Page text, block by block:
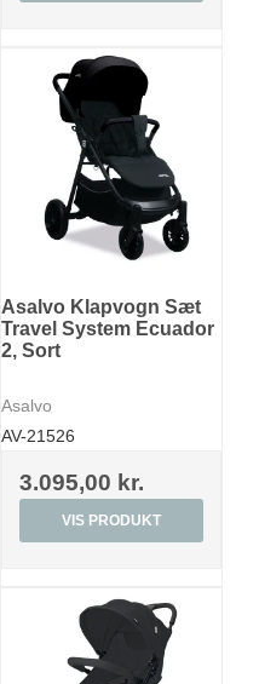
Asalvo Klapvogn Sæt
Travel System Ecuador
2, Sort
Asalvo
AV-21526
3.095,00 kr.
VIS PRODUKT